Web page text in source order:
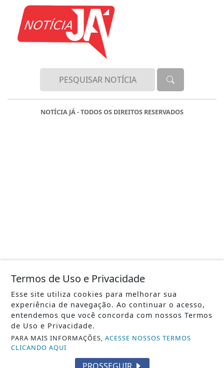
NOTÍCIA JÁ - TODOS OS DIREITOS RESERVADOS
Termos de Uso e Privacidade
Esse site utiliza cookies para melhorar sua
experiência de navegação. Ao continuar o acesso,
entendemos que você concorda com nossos Termos
de Uso e Privacidade.
PARA MAIS INFORMAÇÕES,ACESSE NOSSOS TERMOS
CLICANDO AQUI